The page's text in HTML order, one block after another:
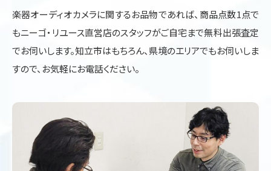
楽器オーディオカメラに関するお品物であれば、商品点数1点で
もニーゴ・リユース直営店のスタッフがご自宅まで無料出張査定
でお伺いします。知立市はもちろん、県境のエリアでもお伺いしま
すので、お気軽にお電話ください。